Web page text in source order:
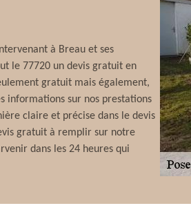
à Breau et ses
le 77720 un devis gratuit en
gratuit mais également,
informations sur nos prestations
claire et précise dans le devis
gratuit à remplir sur notre
dans les 24 heures qui